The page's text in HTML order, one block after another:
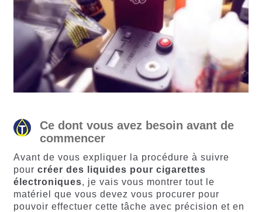
Ce dont vous avez besoin avant de
commencer
Avant de vous expliquer la procédure à suivre
pour créer des liquides pour cigarettes
électroniques, je vais vous montrer tout le
matériel que vous devez vous procurer pour
pouvoir effectuer cette tâche avec précision et en